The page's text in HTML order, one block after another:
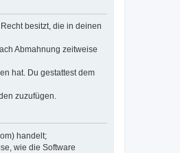
besitzt, die in deinen
Abmahnung zeitweise
hat. Du gestattest dem
zuzufügen.
handelt;
wie die Software